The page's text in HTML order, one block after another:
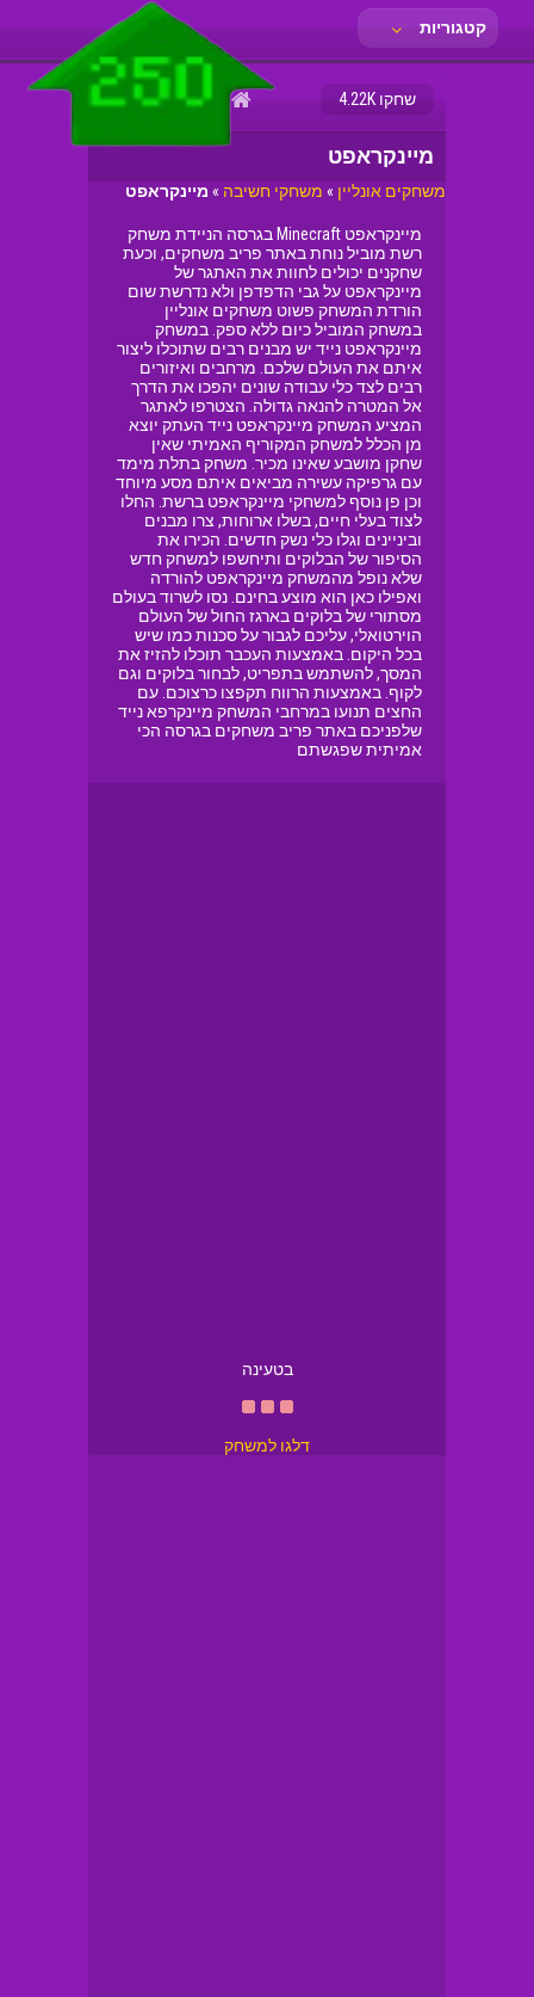
קטגוריות
פריב שחקו 4.22K
מיינקראפט
משחקים אונליין » משחקי חשיבה » מיינקראפט
מיינקראפט Minecraft בגרסה הניידת משחק
רשת מוביל נוחת באתר פריב משחקים, וכעת
שחקנים יכולים לחוות את האתגר של
מיינקראפט על גבי הדפדפן ולא נדרשת שום
הורדת המשחק פשוט משחקים אונליין
במשחק המוביל כיום ללא ספק. במשחק
מיינקראפט נייד יש מבנים רבים שתוכלו ליצור
איתם את העולם שלכם. מרחבים ואיזורים
רבים לצד כלי עבודה שונים יהפכו את הדרך
אל המטרה להנאה גדולה. הצטרפו לאתגר
המציע המשחק מיינקראפט נייד העתק יוצא
מן הכלל למשחק המקוריף האמיתי שאין
שחקן מושבע שאינו מכיר. משחק בתלת מימד
עם גרפיקה עשירה מביאים איתם מסע מיוחד
וכן פן נוסף למשחקי מיינקראפט ברשת. החלו
לצוד בעלי חיים, בשלו ארוחות, צרו מבנים
וביניינים וגלו כלי נשק חדשים. הכירו את
הסיפור של הבלוקים ותיחשפו למשחק חדש
שלא נופל מהמשחק מיינקראפט להורדה
ואפילו כאן הוא מוצע בחינם. נסו לשרוד בעולם
מסתורי של בלוקים בארגז החול של העולם
הוירטואלי, עליכם לגבור על סכנות כמו שיש
בכל היקום. באמצעות העכבר תוכלו להזיז את
המסך, להשתמש בתפריט, לבחור בלוקים וגם
לקוף. באמצעות הרווח תקפצו כרצוכם. עם
החצים תנועו במרחבי המשחק מיינקרפא נייד
שלפניכם באתר פריב משחקים בגרסה הכי
אמיתית שפגשתם
בטעינה
דלגו למשחק